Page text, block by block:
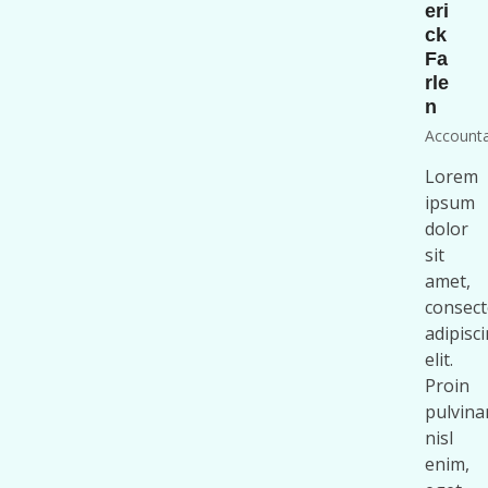
eri
ck
Fa
rle
n
Lorem
ipsum
dolor
sit
amet,
elit.
Proin
nisl
enim,